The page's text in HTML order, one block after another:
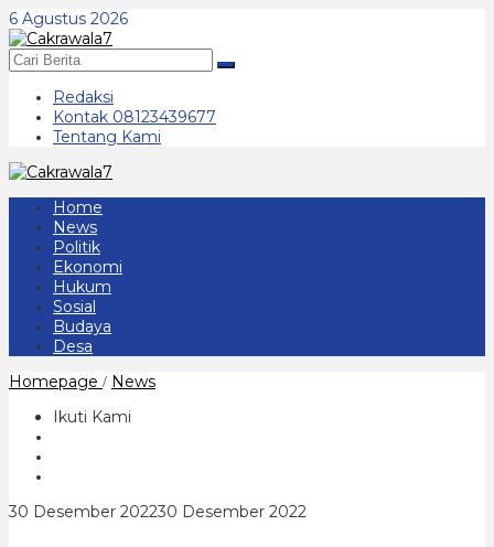
Lewati
ke
konten
6 Agustus 2026
Redaksi
Kontak 08123439677
Tentang Kami
Home
News
Politik
Ekonomi
Hukum
Sosial
Budaya
Desa
Homepage / NewsWinarko
Menjadi
Petani
Ikuti Kami
30 Desember 202230 Desember 2022